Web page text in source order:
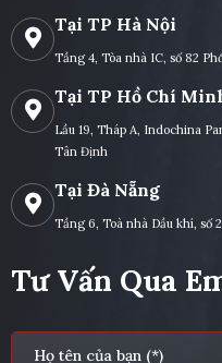
Tại TP Hà Nội
Tầng 4, Tòa nhà IC, số 82
Tại TP Hồ Chí
Lầu 19, Tháp A, Indochina
Tân Định
Tại Đà Nẵng
Tầng 6, Toà nhà Dầu khí, số
Tư Vấn Qua